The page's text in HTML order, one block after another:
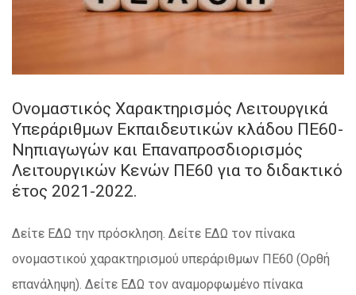
Ονομαστικός Χαρακτηρισμός Λειτουργικά
Υπεράριθμων Εκπαιδευτικών κλάδου ΠΕ60-
Νηπιαγωγών και Επαναπροσδιορισμός
Λειτουργικών Κενών ΠΕ60 για το διδακτικό
έτος 2021-2022.
Δείτε ΕΔΩ την πρόσκληση. Δείτε ΕΔΩ τον πίνακα
ονομαστικού χαρακτηρισμού υπεράριθμων ΠΕ60 (Ορθή
επανάληψη). Δείτε ΕΔΩ τον αναμορφωμένο πίνακα